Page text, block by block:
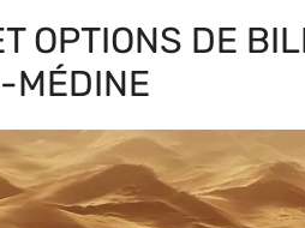
OPTIONS DE